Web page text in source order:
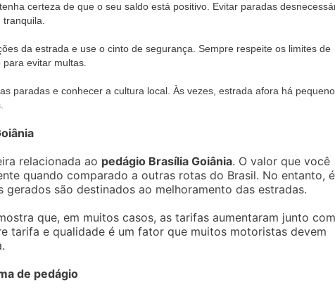
certeza de que o seu saldo está positivo. Evitar paradas
da estrada e use o cinto de segurança. Sempre respeite os limites de
evitar multas.
paradas e conhecer a cultura local. Às vezes, estrada afora há
relacionada ao pedágio Brasília Goiânia. O valor que você
quando comparado a outras rotas do Brasil. No entanto, é
são destinados ao melhoramento das estradas.
que, em muitos casos, as tarifas aumentaram junto
tarifa e qualidade é um fator que muitos motoristas devem
de pedágio